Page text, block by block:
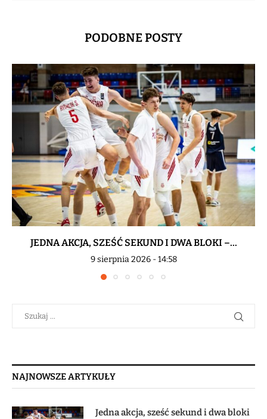
PODOBNE POSTY
JEDNA AKCJA, SZEŚĆ SEKUND I DWA BLOKI –...
9 sierpnia 2026 - 14:58
NAJNOWSZE ARTYKUŁY
Jedna akcja, sześć sekund i dwa bloki